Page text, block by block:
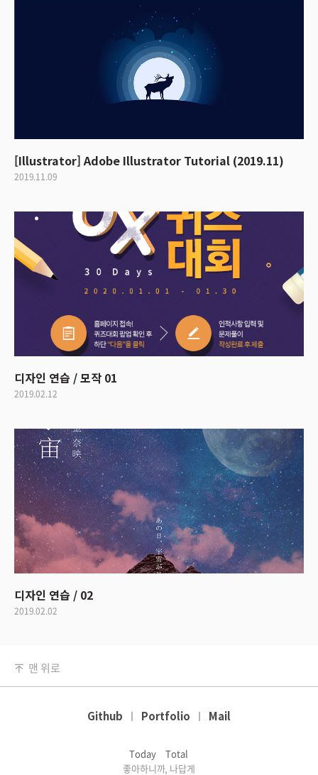
[Illustrator] Adobe Illustrator Tutorial (2019.11)
2019.11.09
디자인 연습 / 모작 01
2019.02.12
디자인 연습 / 02
2019.02.02
맨 위로
Github Portfolio Mail
Today
Total
좋아하니까, 나답게